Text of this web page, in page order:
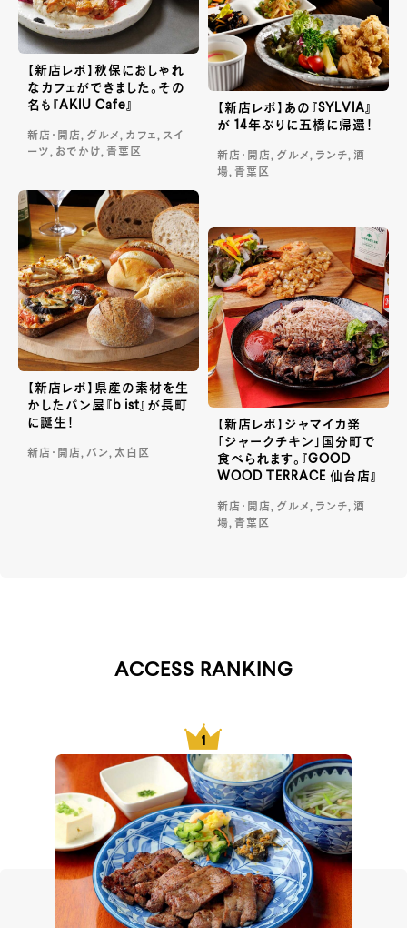
【新店レポ】秋保におしゃれ
なカフェができました。その
名も『AKIU Cafe』
新店・開店, グルメ, カフェ, スイ
ーツ, おでかけ, 青葉区
【新店レポ】あの『SYLVIA』
が 14年ぶりに五橋に帰還！
新店・開店, グルメ, ランチ, 酒
場, 青葉区
【新店レポ】県産の素材を生
かしたパン屋『b ist』が長町
に誕生！
新店・開店, パン, 太白区
【新店レポ】ジャマイカ発
「ジャークチキン」国分町で
食べられます。『GOOD
WOOD TERRACE 仙台店』
新店・開店, グルメ, ランチ, 酒
場, 青葉区
ACCESS RANKING